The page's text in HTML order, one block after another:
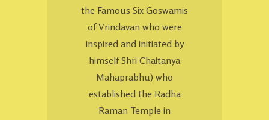
the Famous Six Goswamis
of Vrindavan who were
inspired and initiated by
himself Shri Chaitanya
Mahaprabhu) who
established the Radha
Raman Temple in